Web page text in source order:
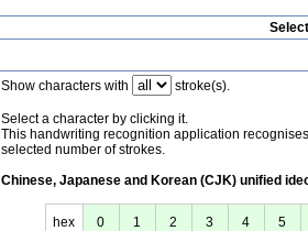
Show characters with stroke(s).
Select a character by clicking it.
This handwriting recognition application
selected number of strokes.
Chinese, Japanese and Korean (CJK) unified
hex 0 1 2 3 4 5